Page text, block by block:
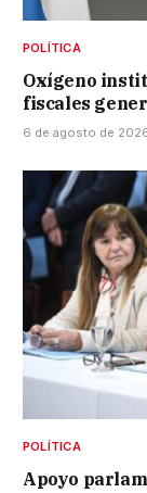
POLÍTICA
Oxígeno
fiscales
6 de agosto de
POLÍTICA
Apoyo